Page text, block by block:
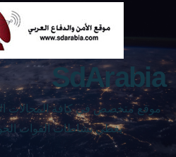
SdArabia
موقع متخصص في كافة المجالات
يغطي نشاطات القوات